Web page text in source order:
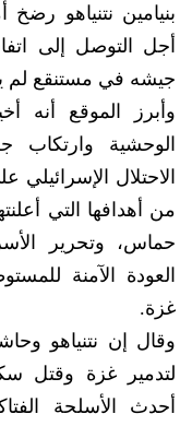
بنيامين نتنياهو
أجل التوصل إلى
جيشه في مستنقع لم
الوحشية وارتكاب
الاحتلال
من أهدافها التي
حماس، وتحرير
العودة الآمنة
غزة.
وقال إن نتنياهو
لتدمير غزة وقتل
أحدث الأسلحة